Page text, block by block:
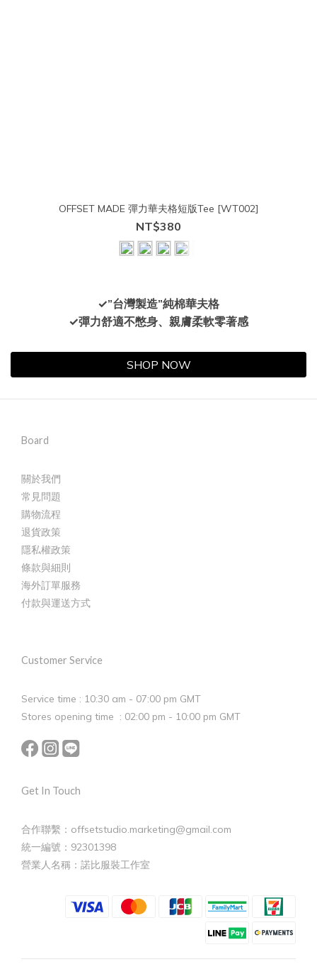
OFFSET MADE 彈力華夫格短版Tee [WT002]
NT$380
✓”台灣製造”純棉華夫格
✓彈力舒適不憋身、親膚柔軟零著感
SHOP NOW
Board
關於我們
常見問題
購物流程
退貨政策
隱私權政策
條款與細則
海外訂單服務
付款與運送方式
Customer Service
Service time : 10:30 am - 07:00 pm GMT
Stores opening time : 02:00 pm - 10:00 pm GMT
Get In Touch
合作聯繫：offsetstudio.marketing@gmail.com
統一編號：92301398
營業人名稱：諾比服裝工作室